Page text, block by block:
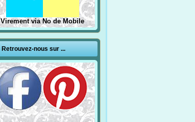
Virement via No de Mobile
Retrouvez-nous sur ...